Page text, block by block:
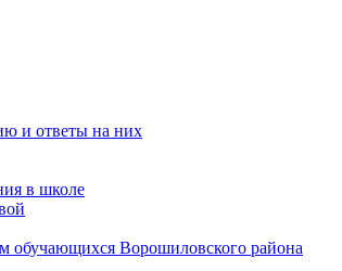
и ответы на них
в школе
обучающихся Ворошиловского района